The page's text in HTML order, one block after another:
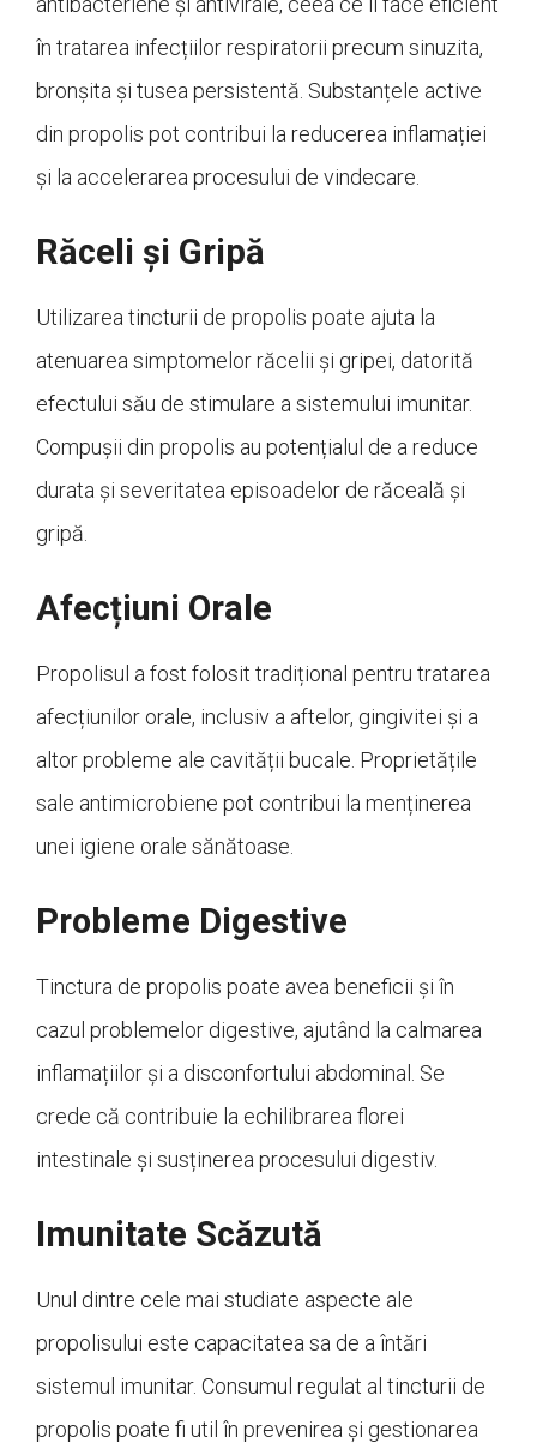
în tratarea infecțiilor respiratorii precum sinuzita,
bronșita și tusea persistentă. Substanțele active
din propolis pot contribui la reducerea inflamației
și la accelerarea procesului de vindecare.
Răceli și Gripă
Utilizarea tincturii de propolis poate ajuta la
atenuarea simptomelor răcelii și gripei, datorită
efectului său de stimulare a sistemului imunitar.
Compușii din propolis au potențialul de a reduce
durata și severitatea episoadelor de răceală și
gripă.
Afecțiuni Orale
Propolisul a fost folosit tradițional pentru tratarea
afecțiunilor orale, inclusiv a aftelor, gingivitei și a
altor probleme ale cavității bucale. Proprietățile
sale antimicrobiene pot contribui la menținerea
unei igiene orale sănătoase.
Probleme Digestive
Tinctura de propolis poate avea beneficii și în
cazul problemelor digestive, ajutând la calmarea
inflamațiilor și a disconfortului abdominal. Se
crede că contribuie la echilibrarea florei
intestinale și susținerea procesului digestiv.
Imunitate Scăzută
Unul dintre cele mai studiate aspecte ale
propolisului este capacitatea sa de a întări
sistemul imunitar. Consumul regulat al tincturii de
propolis poate fi util în prevenirea și gestionarea